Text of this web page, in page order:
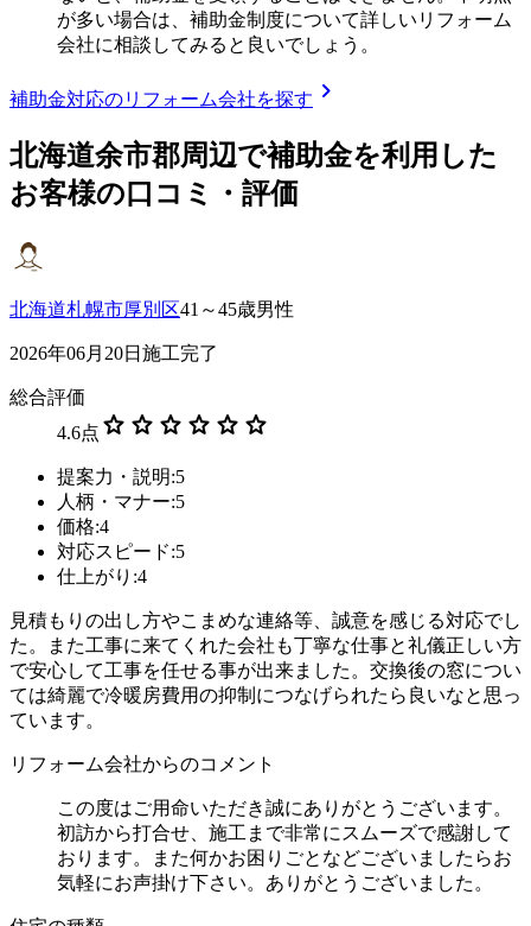
が多い場合は、補助金制度について詳しいリフォーム
会社に相談してみると良いでしょう。
補助金対応のリフォーム会社を探す chevron_right
北海道余市郡周辺で補助金を利用した
お客様の口コミ・評価
北海道札幌市厚別区41～45歳男性
2026年06月20日施工完了
総合評価
4.6点 star star star star star star
提案力・説明:5
人柄・マナー:5
価格:4
対応スピード:5
仕上がり:4
見積もりの出し方やこまめな連絡等、誠意を感じる対応でし
た。また工事に来てくれた会社も丁寧な仕事と礼儀正しい方
で安心して工事を任せる事が出来ました。交換後の窓につい
ては綺麗で冷暖房費用の抑制につなげられたら良いなと思っ
ています。
リフォーム会社からのコメント
この度はご用命いただき誠にありがとうございます。
初訪から打合せ、施工まで非常にスムーズで感謝して
おります。また何かお困りごとなどございましたらお
気軽にお声掛け下さい。ありがとうございました。